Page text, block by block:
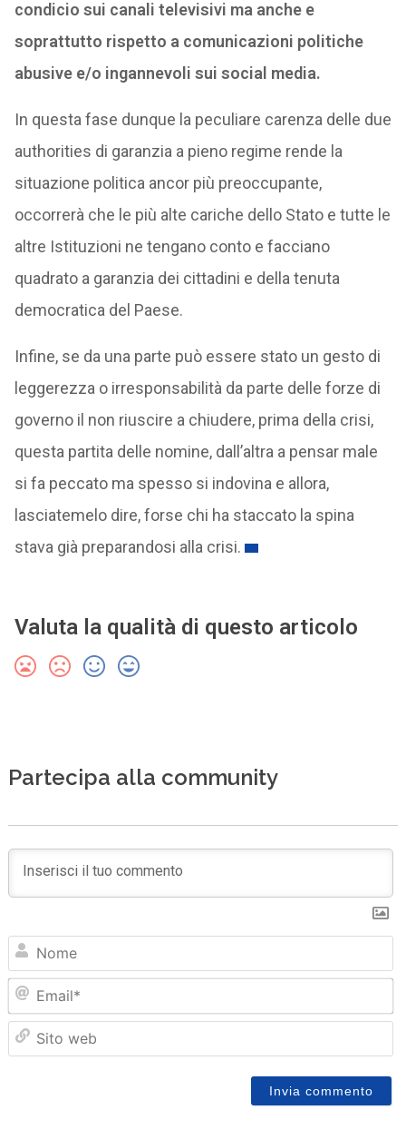
condicio sui canali televisivi ma anche e
soprattutto rispetto a comunicazioni politiche
abusive e/o ingannevoli sui social media.
In questa fase dunque la peculiare carenza delle due
authorities di garanzia a pieno regime rende la
situazione politica ancor più preoccupante,
occorrerà che le più alte cariche dello Stato e tutte le
altre Istituzioni ne tengano conto e facciano
quadrato a garanzia dei cittadini e della tenuta
democratica del Paese.
Infine, se da una parte può essere stato un gesto di
leggerezza o irresponsabilità da parte delle forze di
governo il non riuscire a chiudere, prima della crisi,
questa partita delle nomine, dall’altra a pensar male
si fa peccato ma spesso si indovina e allora,
lasciatemelo dire, forse chi ha staccato la spina
stava già preparandosi alla crisi.
Valuta la qualità di questo articolo
Partecipa alla community